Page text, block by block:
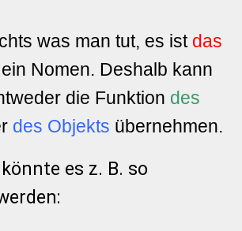
was man tut, es ist das
Nomen. Deshalb kann
die Funktion des
des Objekts übernehmen.
könnte es z. B. so